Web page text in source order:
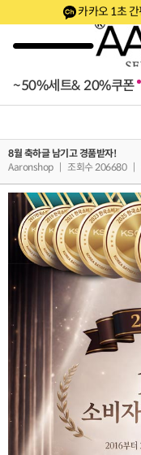
카카오 1초
~50%세트& 20%쿠폰
8월 축하글 남기고 경품받자!
Aaronshop
조회수 206680